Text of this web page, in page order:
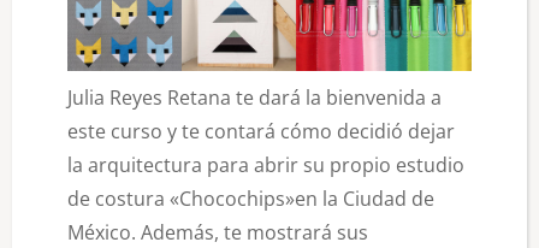
Julia Reyes Retana te dará la bienvenida a
este curso y te contará cómo decidió dejar
la arquitectura para abrir su propio estudio
de costura «Chocochips»en la Ciudad de
México. Además, te mostrará sus